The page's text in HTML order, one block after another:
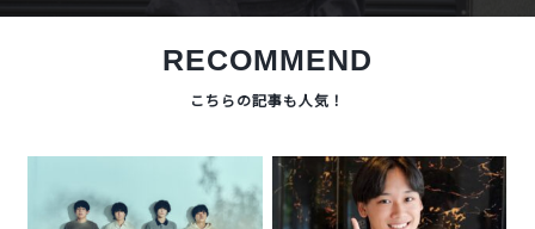
RECOMMEND